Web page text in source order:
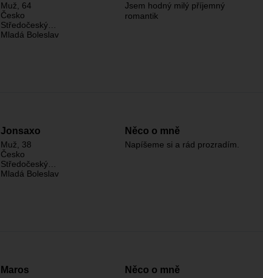
Muž , 64
Česko
Středočeský…
Mladá Boleslav
Jsem hodný milý příjemný
romantik
Jonsaxo
Muž , 38
Česko
Středočeský…
Mladá Boleslav
Něco o mně
Napíšeme si a rád prozradím.
Maros Něco o mně